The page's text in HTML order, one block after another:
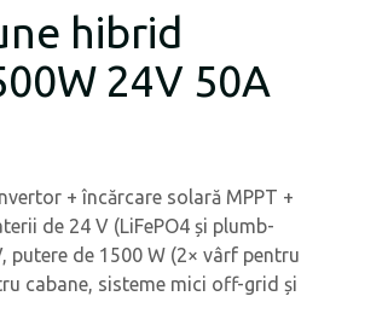
hibrid
24V 50A
+ încărcare solară MPPT +
de 24 V (LiFePO4 și plumb-
putere de 1500 W (2× vârf pentru
cabane, sisteme mici off-grid și